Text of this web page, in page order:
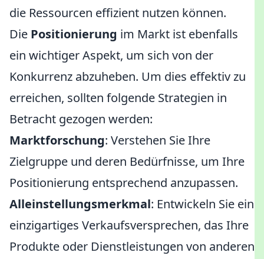
die Ressourcen effizient nutzen können.
Die Positionierung im Markt ist ebenfalls
ein wichtiger Aspekt, um sich von der
Konkurrenz abzuheben. Um dies effektiv zu
erreichen, sollten folgende Strategien in
Betracht gezogen werden:
Marktforschung: Verstehen Sie Ihre
Zielgruppe und deren Bedürfnisse, um Ihre
Positionierung entsprechend anzupassen.
Alleinstellungsmerkmal: Entwickeln Sie ein
einzigartiges Verkaufsversprechen, das Ihre
Produkte oder Dienstleistungen von anderen